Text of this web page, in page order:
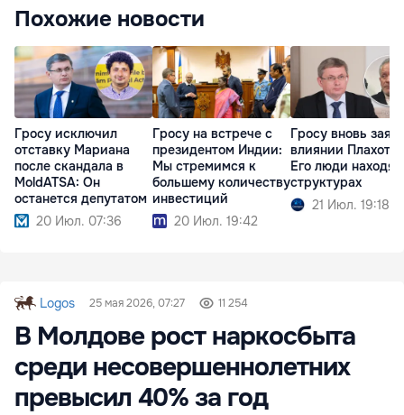
Похожие новости
Гросу исключил
отставку Мариана
после скандала в
MoldATSA: Он
останется депутатом
20 Июл. 07:36
Гросу на встрече с
президентом Индии:
Мы стремимся к
большему количеству
инвестиций
20 Июл. 19:42
Гросу вновь
влиянии
Его люди
структурах
21 Июл. 19:18
Logos 25 мая 2026, 07:27 11 254
В Молдове рост наркосбыта
среди несовершеннолетних
превысил 40% за год